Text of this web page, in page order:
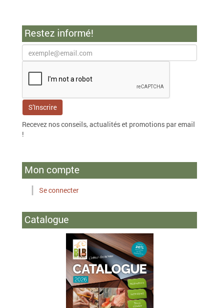
Restez informé!
Recevez nos conseils, actualités et promotions par email
!
Mon compte
Se connecter
Catalogue